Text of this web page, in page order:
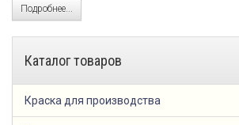
Подробнее...
Каталог товаров
Краска для производства